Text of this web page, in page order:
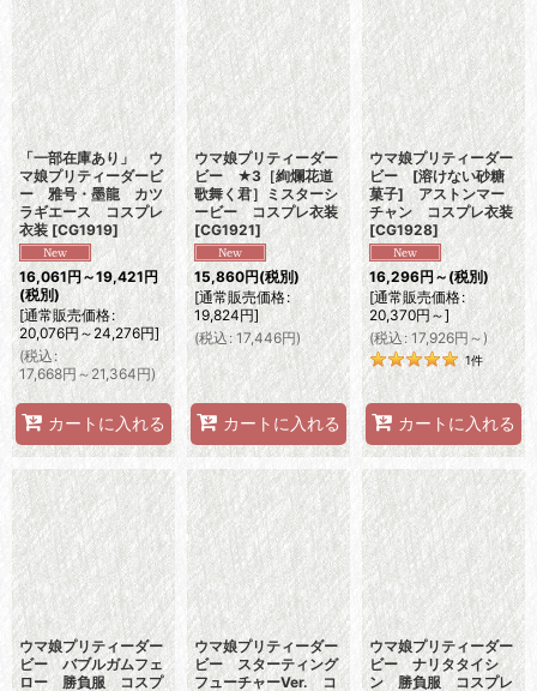
「一部在庫あり」 ウ
マ娘プリティーダービ
ー 雅号・墨龍 カツ
ラギエース コスプレ
衣装 [CG1919]
16,061円～19,421円
(税別)
[通常販売価格:
20,076円～24,276円]
(税込:
17,668円 ～21,364円)
カートに入れる
ウマ娘プリティーダー
ビー ★3［絢爛花道
歌舞く君］ミスターシ
ービー コスプレ衣装
[CG1921]
15,860円(税別)
[通常販売価格:
19,824円]
(税込: 17,446円)
カートに入れる
ウマ娘プリティーダー
ビー [溶けない砂糖
菓子] アストンマー
チャン コスプレ衣装
[CG1928]
16,296円～(税別)
[通常販売価格:
20,370円～]
(税込: 17,926円 ～)
1件
カートに入れる
ウマ娘プリティーダー
ビー バブルガムフェ
ロー 勝負服 コスプ
ウマ娘プリティーダー
ビー スターティング
フューチャーVer. コ
ウマ娘プリティーダー
ビー ナリタタイシ
ン 勝負服 コスプレ